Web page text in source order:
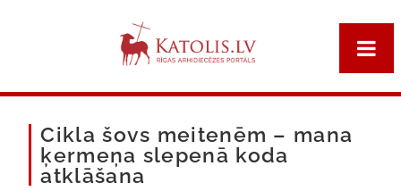
Cikla šovs meitenēm – mana
ķermeņa slepenā koda
atklāšana